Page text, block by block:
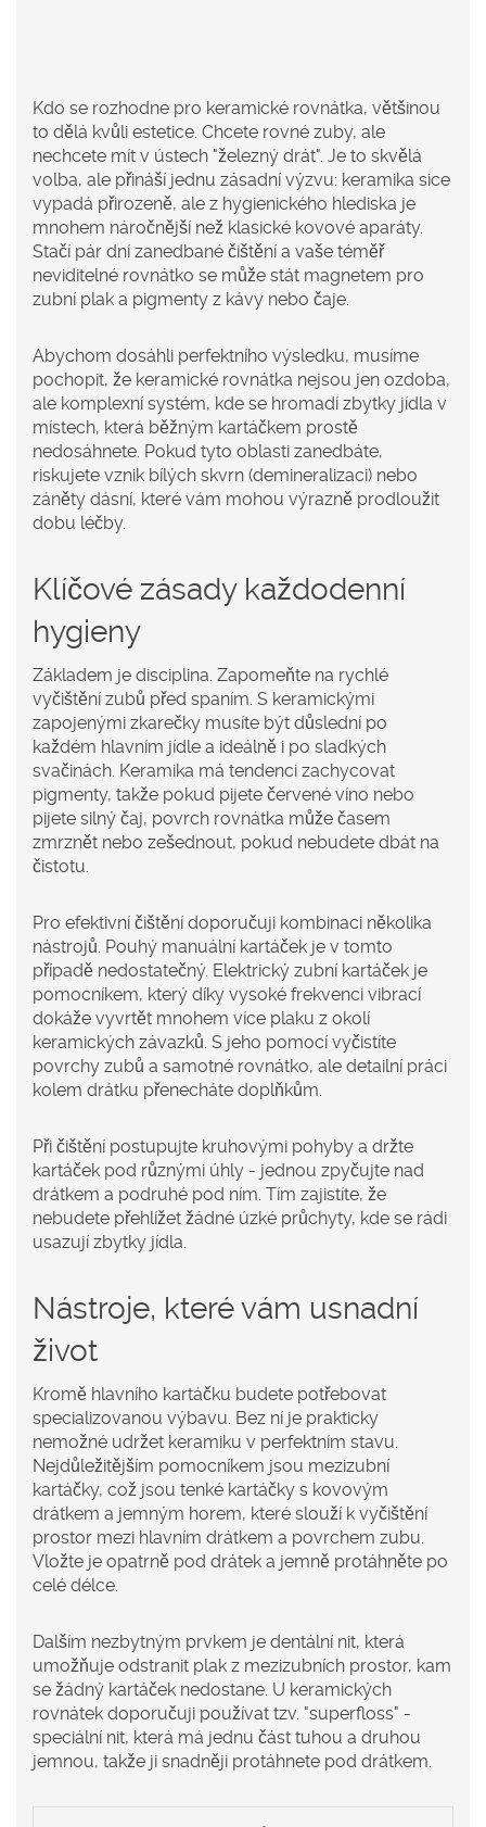
Kdo se rozhodne pro keramické rovnátka, většinou
to dělá kvůli estetice. Chcete rovné zuby, ale
nechcete mít v ústech "železný drát". Je to skvělá
volba, ale přináší jednu zásadní výzvu: keramika sice
vypadá přirozeně, ale z hygienického hlediska je
mnohem náročnější než klasické kovové aparáty.
Stačí pár dní zanedbané čištění a vaše téměř
neviditelné rovnátko se může stát magnetem pro
zubní plak a pigmenty z kávy nebo čaje.
Abychom dosáhli perfektního výsledku, musíme
pochopit, že keramické rovnátka nejsou jen ozdoba,
ale komplexní systém, kde se hromadí zbytky jídla v
místech, která běžným kartáčkem prostě
nedosáhnete. Pokud tyto oblasti zanedbáte,
riskujete vznik bílých skvrn (demineralizaci) nebo
záněty dásní, které vám mohou výrazně prodloužit
dobu léčby.
Klíčové zásady každodenní
hygieny
Základem je disciplina. Zapomeňte na rychlé
vyčištění zubů před spaním. S keramickými
zapojenými zkarečky musíte být důslední po
každém hlavním jídle a ideálně i po sladkých
svačinách. Keramika má tendenci zachycovat
pigmenty, takže pokud pijete červené víno nebo
pijete silný čaj, povrch rovnátka může časem
zmrznět nebo zešednout, pokud nebudete dbát na
čistotu.
Pro efektivní čištění doporučuji kombinaci několika
nástrojů. Pouhý manuální kartáček je v tomto
případě nedostatečný. Elektrický zubní kartáček je
pomocníkem, který díky vysoké frekvenci vibrací
dokáže vyvrtět mnohem více plaku z okolí
keramických závazků. S jeho pomocí vyčistíte
povrchy zubů a samotné rovnátko, ale detailní práci
kolem drátku přenecháte doplňkům.
Při čištění postupujte kruhovými pohyby a držte
kartáček pod různými úhly - jednou zpyčujte nad
drátkem a podruhé pod ním. Tím zajistíte, že
nebudete přehlížet žádné úzké průchyty, kde se rádi
usazují zbytky jídla.
Nástroje, které vám usnadní
život
Kromě hlavního kartáčku budete potřebovat
specializovanou výbavu. Bez ní je prakticky
nemožné udržet keramiku v perfektním stavu.
Nejdůležitějším pomocníkem jsou mezizubní
kartáčky, což jsou tenké kartáčky s kovovým
drátkem a jemným horem, které slouží k vyčištění
prostor mezi hlavním drátkem a povrchem zubu.
Vložte je opatrně pod drátek a jemně protáhněte po
celé délce.
Dalším nezbytným prvkem je dentální nit, která
umožňuje odstranit plak z mezizubních prostor, kam
se žádný kartáček nedostane. U keramických
rovnátek doporučuji používat tzv. "superfloss" -
speciální nit, která má jednu část tuhou a druhou
jemnou, takže ji snadněji protáhnete pod drátkem.